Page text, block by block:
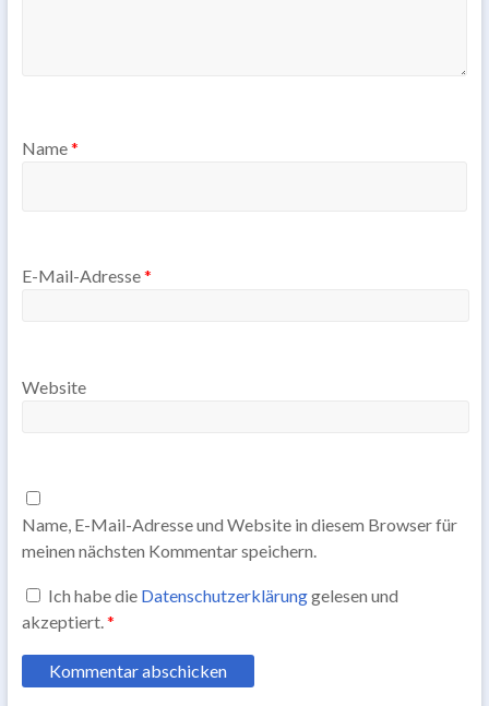
Name*
E-Mail-Adresse*
Website
Name, E-Mail-Adresse und Website in diesem Browser für
meinen nächsten Kommentar speichern.
Ich habe die Datenschutzerklärunggelesen und
akzeptiert.*